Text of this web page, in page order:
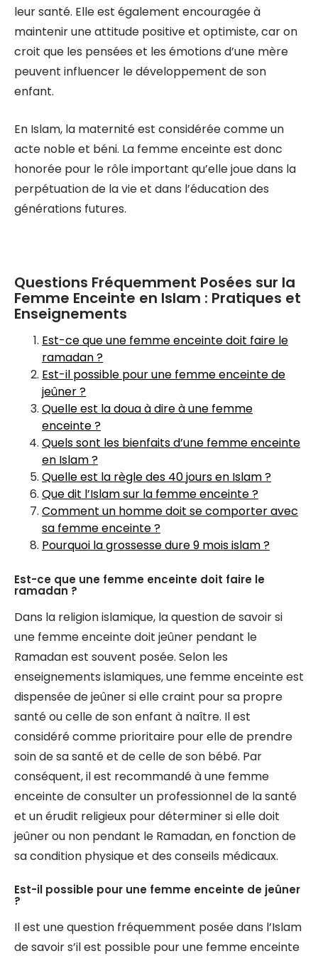
leur santé. Elle est également encouragée à
maintenir une attitude positive et optimiste, car on
croit que les pensées et les émotions d’une mère
peuvent influencer le développement de son
enfant.
En Islam, la maternité est considérée comme un
acte noble et béni. La femme enceinte est donc
honorée pour le rôle important qu’elle joue dans la
perpétuation de la vie et dans l’éducation des
générations futures.
Questions Fréquemment Posées sur la
Femme Enceinte en Islam : Pratiques et
Enseignements
Est-ce que une femme enceinte doit faire le
ramadan ?
Est-il possible pour une femme enceinte de
jeûner ?
Quelle est la doua à dire à une femme
enceinte ?
Quels sont les bienfaits d’une femme enceinte
en Islam ?
Quelle est la règle des 40 jours en Islam ?
Que dit l’Islam sur la femme enceinte ?
Comment un homme doit se comporter avec
sa femme enceinte ?
Pourquoi la grossesse dure 9 mois islam ?
Est-ce que une femme enceinte doit faire le
ramadan ?
Dans la religion islamique, la question de savoir si
une femme enceinte doit jeûner pendant le
Ramadan est souvent posée. Selon les
enseignements islamiques, une femme enceinte est
dispensée de jeûner si elle craint pour sa propre
santé ou celle de son enfant à naître. Il est
considéré comme prioritaire pour elle de prendre
soin de sa santé et de celle de son bébé. Par
conséquent, il est recommandé à une femme
enceinte de consulter un professionnel de la santé
et un érudit religieux pour déterminer si elle doit
jeûner ou non pendant le Ramadan, en fonction de
sa condition physique et des conseils médicaux.
Est-il possible pour une femme enceinte de jeûner
?
Il est une question fréquemment posée dans l’Islam
de savoir s’il est possible pour une femme enceinte